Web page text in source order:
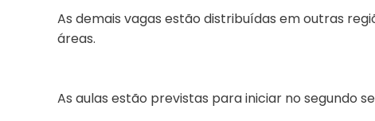
As demais vagas estão distribuídas em outras
áreas.
As aulas estão previstas para iniciar no segundo